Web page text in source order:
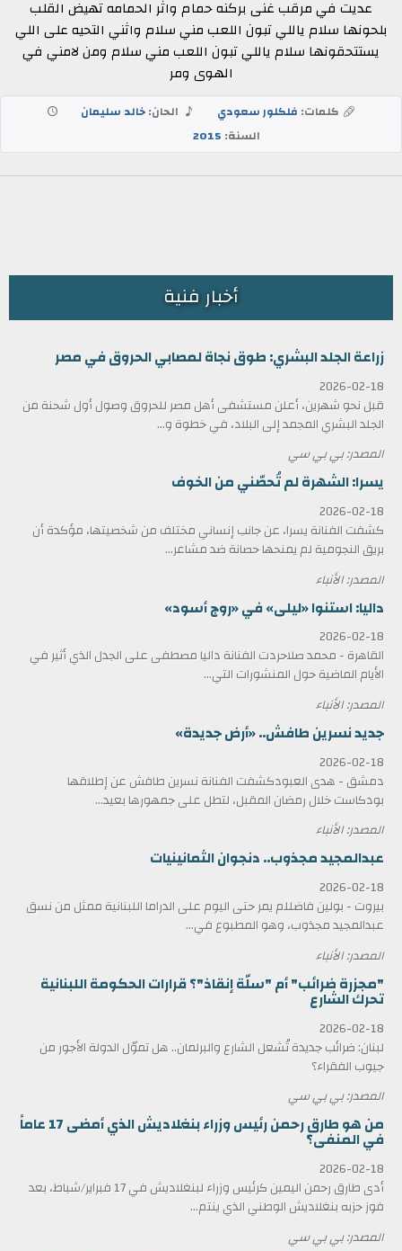
عديت في مرقب غنى بركنه حمام واثر الحمامه تهيض القلب
بلحونها سلام ياللي تبون اللعب مني سلام واثني التحيه على اللي
يستتحقونها سلام ياللي تبون اللعب مني سلام ومن لامني في
الهوى ومر
كلمات: فلكلور سعودي الحان:خالد سليمان
السنة: 2015
أخبار فنية
زراعة الجلد البشري: طوق نجاة لمصابي الحروق في مصر
2026-02-18
قبل نحو شهرين، أعلن مستشفى أهل مصر للحروق وصول أول شحنة من
الجلد البشري المجمد إلى البلاد، في خطوة و...
المصدر: بي بي سي
يسرا: الشهرة لم تُحصّني من الخوف
2026-02-18
كشفت الفنانة يسرا، عن جانب إنساني مختلف من شخصيتها، مؤكدة أن
بريق النجومية لم يمنحها حصانة ضد مشاعر...
المصدر: الأنباء
داليا: استنوا «ليلى» في «روج أسود»
2026-02-18
القاهرة - محمد صلاحردت الفنانة داليا مصطفى على الجدل الذي أثير في
الأيام الماضية حول المنشورات التي...
المصدر: الأنباء
جديد نسرين طافش.. «أرض جديدة»
2026-02-18
دمشق - هدى العبودكشفت الفنانة نسرين طافش عن إطلاقها
بودكاست خلال رمضان المقبل، لتطل على جمهورها بعيد...
المصدر: الأنباء
عبدالمجيد مجذوب.. دنجوان الثمانينيات
2026-02-18
بيروت - بولين فاضللم يمر حتى اليوم على الدراما اللبنانية ممثل من نسق
عبدالمجيد مجذوب، وهو المطبوع في...
المصدر: الأنباء
"مجزرة ضرائب" أم "سلّة إنقاذ"؟ قرارات الحكومة اللبنانية
تحرك الشارع
2026-02-18
لبنان: ضرائب جديدة تُشعل الشارع والبرلمان.. هل تموّل الدولة الأجور من
جيوب الفقراء؟
المصدر: بي بي سي
من هو طارق رحمن رئيس وزراء بنغلاديش الذي أمضى 17 عاماً
في المنفى؟
2026-02-18
أدى طارق رحمن اليمين كرئيس وزراء لبنغلاديش في 17 فبراير/شباط، بعد
فوز حزبه بنغلاديش الوطني الذي ينتم...
المصدر: بي بي سي